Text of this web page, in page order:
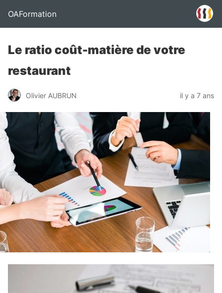
OAFormation
Le ratio coût-matière de votre
restaurant
Olivier AUBRUN il y a 7 ans